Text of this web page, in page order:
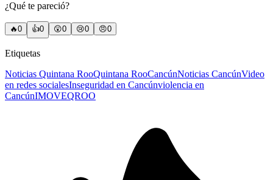
¿Qué te pareció?
🔥0 👍0 😲0 😢0 😠0
Etiquetas
Noticias Quintana RooQuintana RooCancúnNoticias CancúnVideo
en redes socialesInseguridad en Cancúnviolencia en
CancúnIMOVEQROO